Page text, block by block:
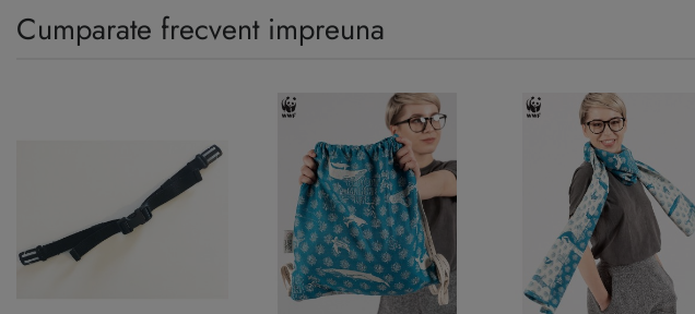
Cumparate frecvent impreuna